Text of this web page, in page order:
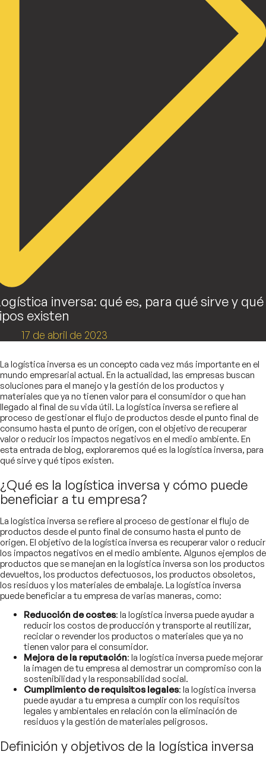
inversa: qué es, para qué sirve y qué
existen
17 de abril de 2023
La logística inversa es un concepto cada vez más importante en el
mundo empresarial actual. En la actualidad, las empresas buscan
soluciones para el manejo y la gestión de los productos y
materiales que ya no tienen valor para el consumidor o que han
llegado al final de su vida útil. La logística inversa se refiere al
proceso de gestionar el flujo de productos desde el punto final de
consumo hasta el punto de origen, con el objetivo de recuperar
valor o reducir los impactos negativos en el medio ambiente. En
esta entrada de blog, exploraremos qué es la logística inversa, para
qué sirve y qué tipos existen.
¿Qué es la logística inversa y cómo puede
beneficiar a tu empresa?
La logística inversa se refiere al proceso de gestionar el flujo de
productos desde el punto final de consumo hasta el punto de
origen. El objetivo de la logística inversa es recuperar valor o reducir
los impactos negativos en el medio ambiente. Algunos ejemplos de
productos que se manejan en la logística inversa son los productos
devueltos, los productos defectuosos, los productos obsoletos,
los residuos y los materiales de embalaje. La logística inversa
puede beneficiar a tu empresa de varias maneras, como:
Reducción de costes: la logística inversa puede ayudar a
reducir los costos de producción y transporte al reutilizar,
reciclar o revender los productos o materiales que ya no
tienen valor para el consumidor.
Mejora de la reputación: la logística inversa puede mejorar
la imagen de tu empresa al demostrar un compromiso con la
sostenibilidad y la responsabilidad social.
Cumplimiento de requisitos legales: la logística inversa
puede ayudar a tu empresa a cumplir con los requisitos
legales y ambientales en relación con la eliminación de
residuos y la gestión de materiales peligrosos.
Definición y objetivos de la logística inversa